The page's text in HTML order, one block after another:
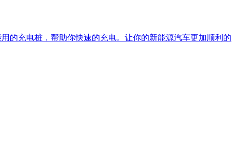
的充电桩，帮助你快速的充电。让你的新能源汽车更加顺利的